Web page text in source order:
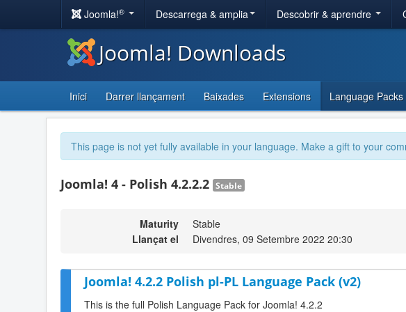
Joomla!® Descarrega & amplia Descobrir & aprendre
Joomla! Downloads
Inici Darrer llançament Baixades Extensions Language Packs
This page is not yet fully available in your language. Make a gift to your
Joomla! 4 - Polish 4.2.2.2 Stable
Maturity
Stable
Llançat el
Divendres, 09 Setembre 2022 20:30
Joomla! 4.2.2 Polish pl-PL Language Pack (v2)
This is the full Polish Language Pack for Joomla! 4.2.2